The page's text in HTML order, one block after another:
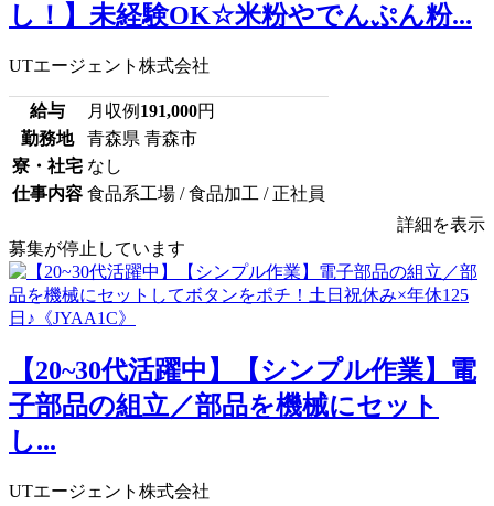
し！】未経験OK☆米粉やでんぷん粉...
UTエージェント株式会社
給与 月収例 191,000円
勤務地
青森県 青森市
寮・社宅 なし
仕事内容 食品系工場 / 食品加工 / 正社員
詳細を表示
募集が停止しています
【20~30代活躍中】【シンプル作業】電
子部品の組立／部品を機械にセット
し...
UTエージェント株式会社